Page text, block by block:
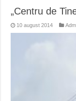
„Centru de
10 august 2014